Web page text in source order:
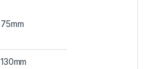
75mm
130mm